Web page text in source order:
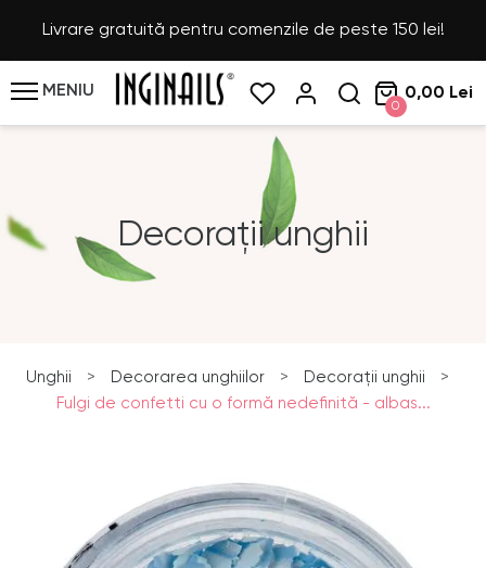
Livrare gratuită pentru comenzile de peste 150 lei!
MENIU
0
0,00 Lei
Decorații unghii
Unghii > Decorarea unghiilor > Decorații unghii
>
Fulgi de confetti cu o formă nedefinită - albas...